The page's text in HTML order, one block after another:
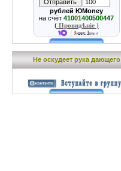
рублей ЮMoney
на счёт 41001400500447
( Провидѣніе )
Не оскудеет рука дающего